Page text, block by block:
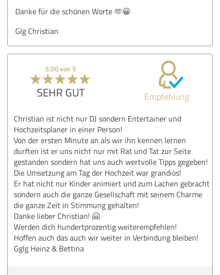
Danke für die schönen Worte 🫶😀
Glg Christian
5,00 von 5
SEHR GUT Empfehlung
Christian ist nicht nur DJ sondern Entertainer und
Hochzeitsplaner in einer Person!
Von der ersten Minute an als wir ihn kennen lernen
durften ist er uns nicht nur mit Rat und Tat zur Seite
gestanden sondern hat uns auch wertvolle Tipps gegeben!
Die Umsetzung am Tag der Hochzeit war grandios!
Er hat nicht nur Kinder animiert und zum Lachen gebracht
sondern auch die ganze Gesellschaft mit seinem Charme
die ganze Zeit in Stimmung gehalten!
Danke lieber Christian! 🤗
Werden dich hundertprozentig weiterempfehlen!
Hoffen auch das auch wir weiter in Verbindung bleiben!
Gglg Heinz & Bettina